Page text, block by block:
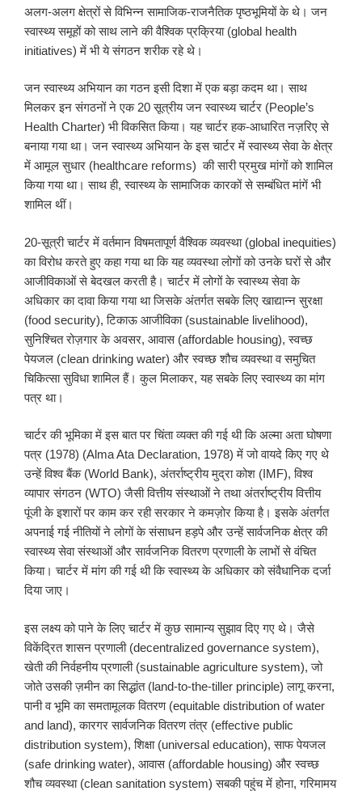
अलग-अलग क्षेत्रों से विभिन्न सामाजिक-राजनैतिक पृष्ठभूमियों के थे। जन
स्वास्थ्य समूहों को साथ लाने की वैश्विक प्रक्रिया (global health
initiatives) में भी ये संगठन शरीक रहे थे।
जन स्वास्थ्य अभियान का गठन इसी दिशा में एक बड़ा कदम था। साथ
मिलकर इन संगठनों ने एक 20 सूत्रीय जन स्वास्थ्य चार्टर (People’s
Health Charter) भी विकसित किया। यह चार्टर हक-आधारित नज़रिए से
बनाया गया था। जन स्वास्थ्य अभियान के इस चार्टर में स्वास्थ्य सेवा के क्षेत्र
में आमूल सुधार (healthcare reforms) की सारी प्रमुख मांगों को शामिल
किया गया था। साथ ही, स्वास्थ्य के सामाजिक कारकों से सम्बंधित मांगें भी
शामिल थीं।
20-सूत्री चार्टर में वर्तमान विषमतापूर्ण वैश्विक व्यवस्था (global inequities)
का विरोध करते हुए कहा गया था कि यह व्यवस्था लोगों को उनके घरों से और
आजीविकाओं से बेदखल करती है। चार्टर में लोगों के स्वास्थ्य सेवा के
अधिकार का दावा किया गया था जिसके अंतर्गत सबके लिए खाद्यान्न सुरक्षा
(food security), टिकाऊ आजीविका (sustainable livelihood),
सुनिश्चित रोज़गार के अवसर, आवास (affordable housing), स्वच्छ
पेयजल (clean drinking water) और स्वच्छ शौच व्यवस्था व समुचित
चिकित्सा सुविधा शामिल हैं। कुल मिलाकर, यह सबके लिए स्वास्थ्य का मांग
पत्र था।
चार्टर की भूमिका में इस बात पर चिंता व्यक्त की गई थी कि अल्मा अता घोषणा
पत्र (1978) (Alma Ata Declaration, 1978) में जो वायदे किए गए थे
उन्हें विश्व बैंक (World Bank), अंतर्राष्ट्रीय मुद्रा कोश (IMF), विश्व
व्यापार संगठन (WTO) जैसी वित्तीय संस्थाओं ने तथा अंतर्राष्ट्रीय वित्तीय
पूंजी के इशारों पर काम कर रही सरकार ने कमज़ोर किया है। इसके अंतर्गत
अपनाई गई नीतियों ने लोगों के संसाधन हड़पे और उन्हें सार्वजनिक क्षेत्र की
स्वास्थ्य सेवा संस्थाओं और सार्वजनिक वितरण प्रणाली के लाभों से वंचित
किया। चार्टर में मांग की गई थी कि स्वास्थ्य के अधिकार को संवैधानिक दर्जा
दिया जाए।
इस लक्ष्य को पाने के लिए चार्टर में कुछ सामान्य सुझाव दिए गए थे। जैसे
विकेंद्रित शासन प्रणाली (decentralized governance system),
खेती की निर्वहनीय प्रणाली (sustainable agriculture system), जो
जोते उसकी ज़मीन का सिद्धांत (land-to-the-tiller principle) लागू करना,
पानी व भूमि का समतामूलक वितरण (equitable distribution of water
and land), कारगर सार्वजनिक वितरण तंत्र (effective public
distribution system), शिक्षा (universal education), साफ पेयजल
(safe drinking water), आवास (affordable housing) और स्वच्छ
शौच व्यवस्था (clean sanitation system) सबकी पहुंच में होना, गरिमामय